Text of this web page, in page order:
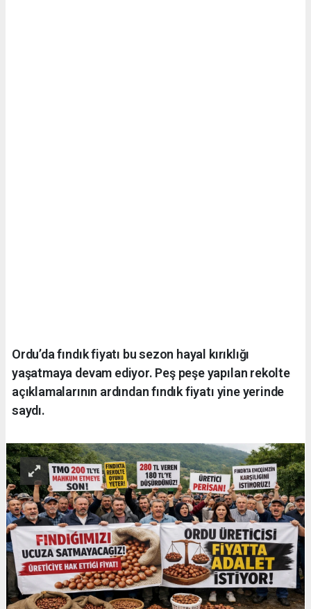
Ordu’da fındık fiyatı bu sezon hayal kırıklığı
yaşatmaya devam ediyor. Peş peşe yapılan rekolte
açıklamalarının ardından fındık fiyatı yine yerinde
saydı.